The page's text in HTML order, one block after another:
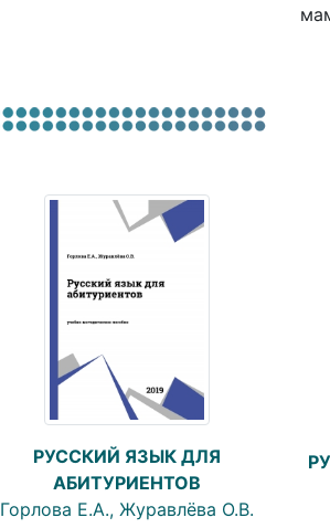
РУССКИЙ ЯЗЫК ДЛЯ
АБИТУРИЕНТОВ
Горлова Е.А., Журавлёва О.В.